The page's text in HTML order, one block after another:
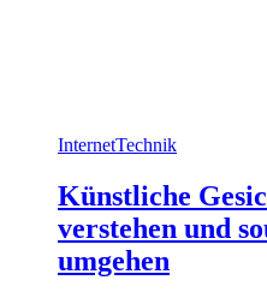
InternetTechnik
Künstliche
verstehen und
umgehen